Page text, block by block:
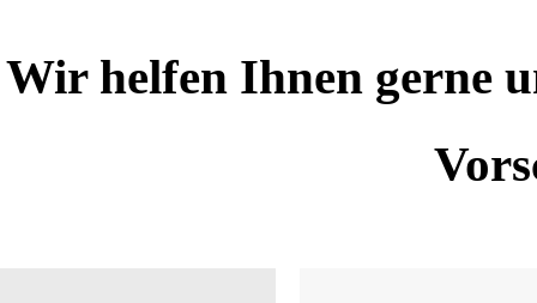
Wir helfen Ihnen gerne